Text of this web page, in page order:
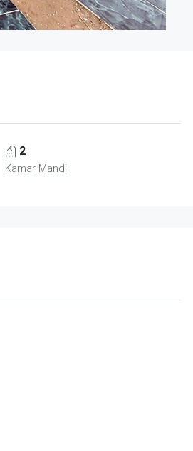
2
Kamar Mandi